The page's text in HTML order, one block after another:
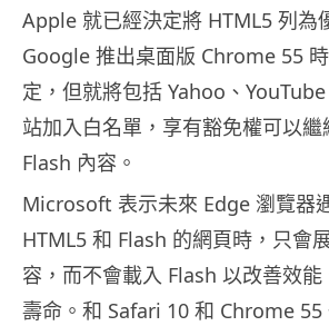
Apple 就已經決定將 HTML5 列為
Google 推出桌面版 Chrome 55
定，但就將包括 Yahoo、
站加入白名單，享有豁免權可以繼
Flash 內容。
Microsoft 表示未來 Edge 瀏覽器
HTML5 和 Flash 的網頁時，只會
容，而不會載入 Flash 以改善效
壽命。和 Safari 10 和 Chrome